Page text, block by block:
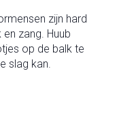
zijn hard
zang. Huub
op de balk te
slag kan.